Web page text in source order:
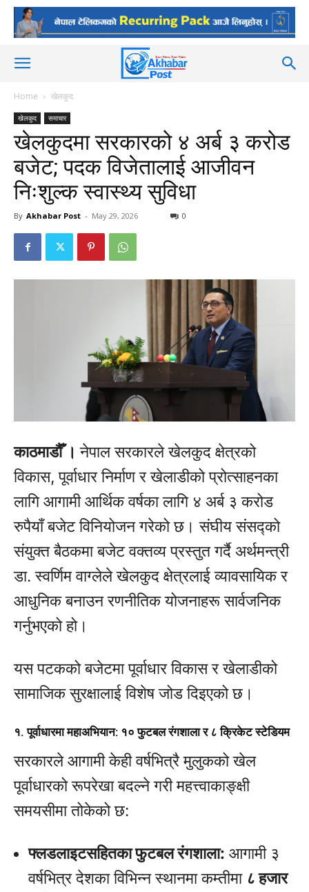
Home खेलकुद
खेलकुद समाचार
खेलकुदमा सरकारको ४ अर्ब ३ करोड
बजेट; पदक विजेतालाई आजीवन
निःशुल्क स्वास्थ्य सुविधा
By Akhabar Post - May 29, 2026 0
काठमाडौँ ।नेपाल सरकारले खेलकुद क्षेत्रको
विकास, पूर्वाधार निर्माण र खेलाडीको प्रोत्साहनका
लागि आगामी आर्थिक वर्षका लागि ४ अर्ब ३ करोड
रुपैयाँ बजेट विनियोजन गरेको छ। संघीय संसद्को
संयुक्त बैठकमा बजेट वक्तव्य प्रस्तुत गर्दै अर्थमन्त्री
डा. स्वर्णिम वाग्लेले खेलकुद क्षेत्रलाई व्यावसायिक र
आधुनिक बनाउन रणनीतिक योजनाहरू सार्वजनिक
गर्नुभएको हो।
यस पटकको बजेटमा पूर्वाधार विकास र खेलाडीको
सामाजिक सुरक्षालाई विशेष जोड दिइएको छ।
१. पूर्वाधारमा महाअभियान: १० फुटबल रंगशाला र ८ क्रिकेट स्टेडियम
सरकारले आगामी केही वर्षभित्रै मुलुकको खेल
पूर्वाधारको रूपरेखा बदल्ने गरी महत्त्वाकाङ्क्षी
समयसीमा तोकेको छ:
फ्लडलाइटसहितका फुटबल रंगशाला: आगामी ३
वर्षभित्र देशका विभिन्न स्थानमा कम्तीमा ८ हजार